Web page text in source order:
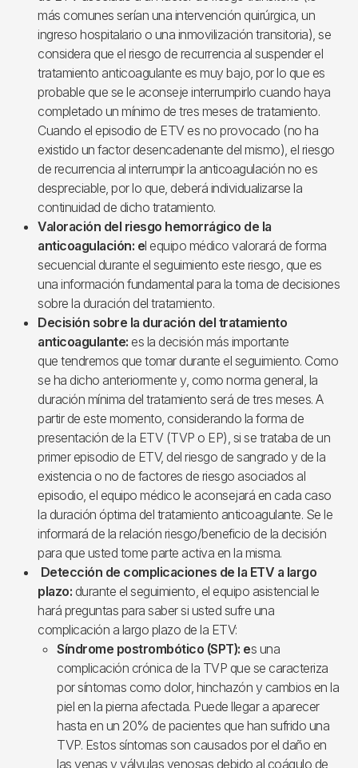
más comunes serían una intervención quirúrgica, un
ingreso hospitalario o una inmovilización transitoria), se
considera que el riesgo de recurrencia al suspender el
tratamiento anticoagulante es muy bajo, por lo que es
probable que se le aconseje interrumpirlo cuando haya
completado un mínimo de tres meses de tratamiento.
Cuando el episodio de ETV es no provocado (no ha
existido un factor desencadenante del mismo), el riesgo
de recurrencia al interrumpir la anticoagulación no es
despreciable, por lo que, deberá individualizarse la
continuidad de dicho tratamiento.
Valoración del riesgo hemorrágico de la
anticoagulación: el equipo médico valorará de forma
secuencial durante el seguimiento este riesgo, que es
una información fundamental para la toma de decisiones
sobre la duración del tratamiento.
Decisión sobre la duración del tratamiento
anticoagulante: es la decisión más importante
que tendremos que tomar durante el seguimiento. Como
se ha dicho anteriormente y, como norma general, la
duración mínima del tratamiento será de tres meses. A
partir de este momento, considerando la forma de
presentación de la ETV (TVP o EP), si se trataba de un
primer episodio de ETV, del riesgo de sangrado y de la
existencia o no de factores de riesgo asociados al
episodio, el equipo médico le aconsejará en cada caso
la duración óptima del tratamiento anticoagulante. Se le
informará de la relación riesgo/beneficio de la decisión
para que usted tome parte activa en la misma.
Detección de complicaciones de la ETV a largo
plazo: durante el seguimiento, el equipo asistencial le
hará preguntas para saber si usted sufre una
complicación a largo plazo de la ETV:
Síndrome postrombótico (SPT): es una
complicación crónica de la TVP que se caracteriza
por síntomas como dolor, hinchazón y cambios en la
piel en la pierna afectada. Puede llegar a aparecer
hasta en un 20% de pacientes que han sufrido una
TVP. Estos síntomas son causados por el daño en
las venas y válvulas venosas debido al coágulo de